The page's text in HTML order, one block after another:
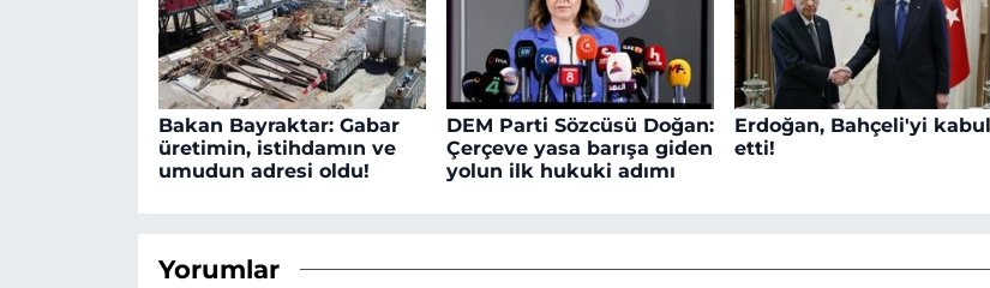
Bakan Bayraktar: Gabar
üretimin, istihdamın ve
umudun adresi oldu!
DEM Parti Sözcüsü Doğan:
Çerçeve yasa barışa giden
yolun ilk hukuki adımı
Erdoğan, Bahçeli'yi kabul
etti!
Yorumlar